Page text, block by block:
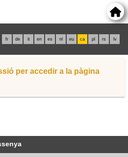
fr de it en es nl eu ca pl rs lv
per accedir a la pàgina